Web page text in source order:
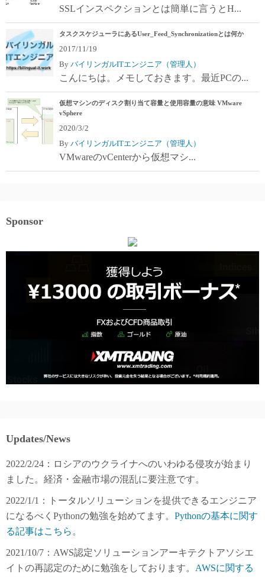
SSLインスペクションとは簡単に言うとH...
タスクスケジューラにあるUser_Feed_Synchronizationとは何か
2017/11/19
By バイリンガルITエンジニア（管理人）
こんにちは。メモしておきます。最近PCの...
仮想マシンのディスク割り当て容量と使用容量の意味 VMware
vSphere
2020/3/2
By バイリンガルITエンジニア（管理人）
VMwareのvCenterから仮想マシ...
Sponsor
Updates/News
2022/2/24：ロシアのウクライナへのいわゆる侵攻が始まり
ました。経済・金融市場の混乱に要注意です。
2022/1/1：トータルソリューションを提供できるエンジニア
になるべくPythonの勉強を始めてます。 Pythonの基本に関す
る記事はこちら 。
2021/10/7：AWS認定ソリューションアーキテクトアソシエ
イトの再認定のために勉強をしております。 AWSに関する